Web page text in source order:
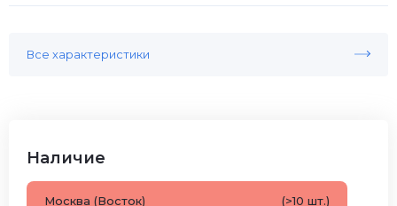
Все характеристики
Наличие
Москва (Восток) (>10 шт.)